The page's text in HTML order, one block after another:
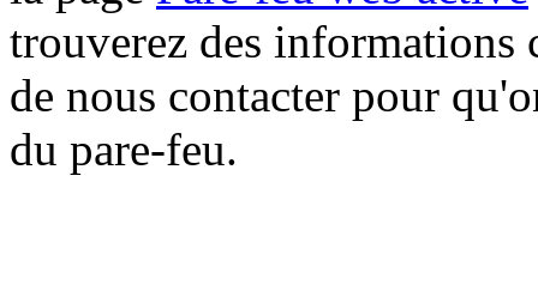
trouverez des informations
de nous contacter pour
du pare-feu.